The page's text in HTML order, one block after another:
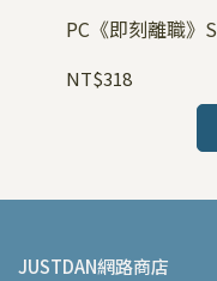
PC《即刻離職》
NT$318
JUSTDAN網路商店